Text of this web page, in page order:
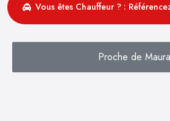
Vous êtes Chauffeur ? :
Proche de